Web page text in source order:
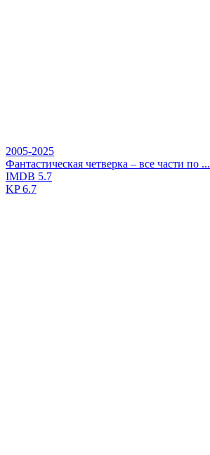
2005-2025
Фантастическая четверка – все части по ...
IMDB 5.7
KP6.7